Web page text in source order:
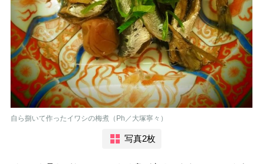
自ら捌いて作ったイワシの梅煮（Ph／大塚寧々）
写真2枚